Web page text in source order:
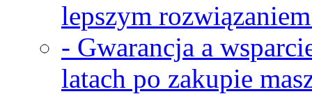
lepszym
- Gwarancja a
latach po zakupie